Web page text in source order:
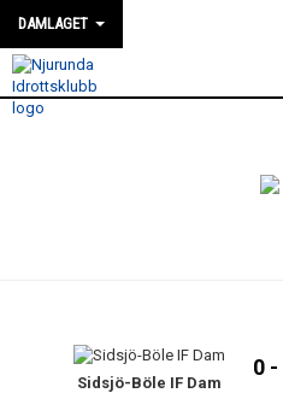
DAMLAGET
HEM
BILDGALLERISidsjö-Böle IF Dam
0 -